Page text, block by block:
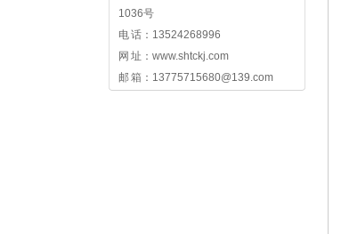
1036号
电 话：13524268996
网 址：www.shtckj.com
邮 箱：13775715680@139.com